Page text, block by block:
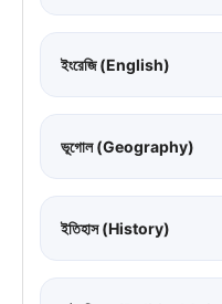
ইংরেজি (English)
ভূগোল (Geography)
ইতিহাস (History)